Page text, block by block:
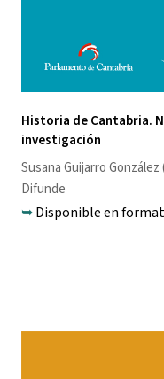
Historia de Cantabria.
investigación
Susana Guijarro González
Difunde
➥Disponible en